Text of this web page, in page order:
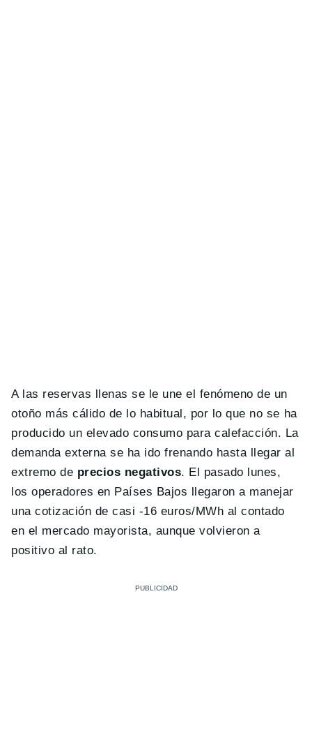
A las reservas llenas se le une el fenómeno de un
otoño más cálido de lo habitual, por lo que no se ha
producido un elevado consumo para calefacción. La
demanda externa se ha ido frenando hasta llegar al
extremo de precios negativos. El pasado lunes,
los operadores en Países Bajos llegaron a manejar
una cotización de casi -16 euros/MWh al contado
en el mercado mayorista, aunque volvieron a
positivo al rato.